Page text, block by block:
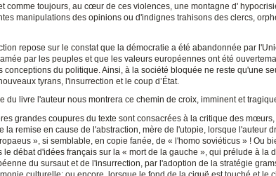
comme toujours, au cœur de ces violences, une montagne d'
manipulations des opinions ou d'indignes trahisons des clercs,
repose sur le constat que la démocratie a été abandonnée par
par les peuples et que les valeurs européennes ont été
conceptions du politique. Ainsi, à la société bloquée ne reste qu'une
tyrans, l'insurrection et le coup d’État.
du livre l'auteur nous montrera ce chemin de croix, imminent et
grandes coupures du texte sont consacrées à la critique des mœurs,
la remise en cause de l'abstraction, mère de l'utopie, lorsque l'auteur
», si semblable, en copie fanée, de « l'homo soviéticus » ! Ou
le débat d'idées français sur la « mort de la gauche », qui prélude à la
du sursaut et de l'insurrection, par l'adoption de la stratégie